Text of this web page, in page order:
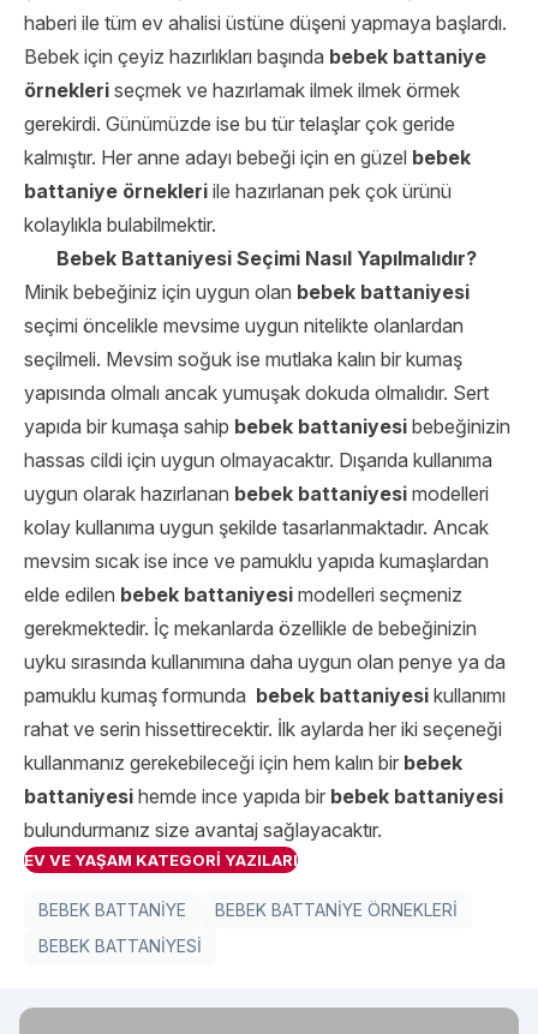
haberi ile tüm ev ahalisi üstüne düşeni yapmaya başlardı.
Bebek için çeyiz hazırlıkları başında bebek battaniye
örnekleri seçmek ve hazırlamak ilmek ilmek örmek
gerekirdi. Günümüzde ise bu tür telaşlar çok geride
kalmıştır. Her anne adayı bebeği için en güzel bebek
battaniye örnekleri ile hazırlanan pek çok ürünü
kolaylıkla bulabilmektir.
Bebek Battaniyesi Seçimi Nasıl Yapılmalıdır?
Minik bebeğiniz için uygun olan bebek battaniyesi
seçimi öncelikle mevsime uygun nitelikte olanlardan
seçilmeli. Mevsim soğuk ise mutlaka kalın bir kumaş
yapısında olmalı ancak yumuşak dokuda olmalıdır. Sert
yapıda bir kumaşa sahip bebek battaniyesi bebeğinizin
hassas cildi için uygun olmayacaktır. Dışarıda kullanıma
uygun olarak hazırlanan bebek battaniyesi modelleri
kolay kullanıma uygun şekilde tasarlanmaktadır. Ancak
mevsim sıcak ise ince ve pamuklu yapıda kumaşlardan
elde edilen bebek battaniyesi modelleri seçmeniz
gerekmektedir. İç mekanlarda özellikle de bebeğinizin
uyku sırasında kullanımına daha uygun olan penye ya da
pamuklu kumaş formunda bebek battaniyesi kullanımı
rahat ve serin hissettirecektir. İlk aylarda her iki seçeneği
kullanmanız gerekebileceği için hem kalın bir bebek
battaniyesi hemde ince yapıda bir bebek battaniyesi
bulundurmanız size avantaj sağlayacaktır.
EV VE YAŞAM KATEGORİ YAZILARI
BEBEK BATTANİYE
BEBEK BATTANİYE ÖRNEKLERİ
BEBEK BATTANİYESİ